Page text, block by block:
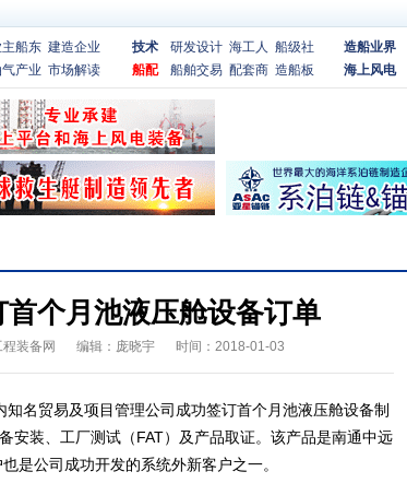
船东 建造企业
产业 市场解读
技术 研发设计 海工人 船级社
船配
船舶交易 配套商 造船板
造船业界
海上风电
个月池液压舱设备订单
装备网 编辑：庞晓宇 时间：2018-01-03
贸易及项目管理公司成功签订首个月池液压舱设备制
安装、工厂测试（FAT）及产品取证。该产品是南通中远
是公司成功开发的系统外新客户之一。